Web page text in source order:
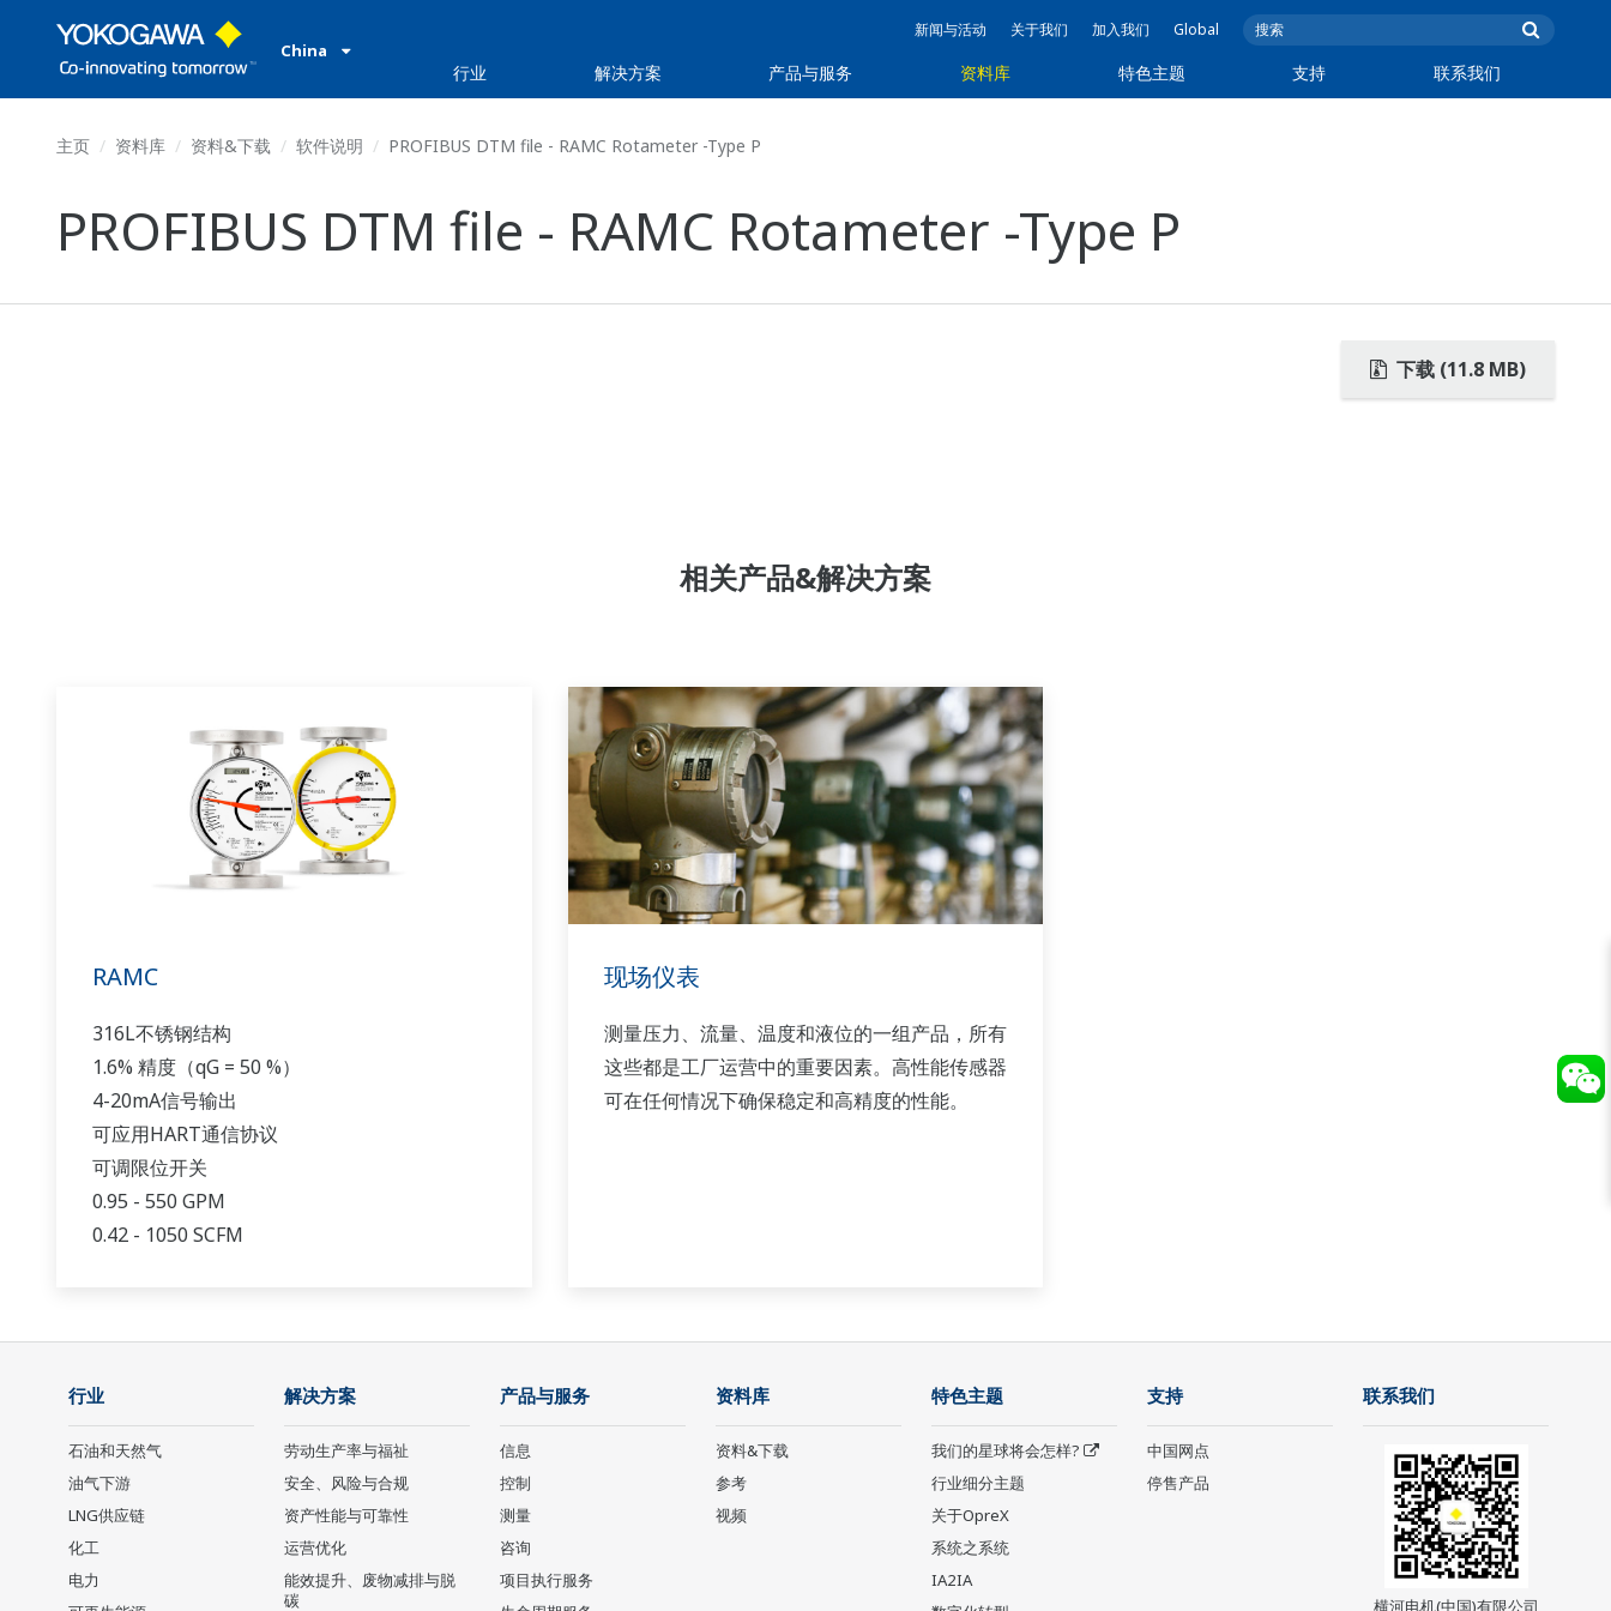
China
新闻与活动 关于我们 加入我们 Global
行业 解决方案 产品与服务 资料库 特色主题 支持 联系我们
主页 资料库 资料&下载 软件说明 PROFIBUS DTM file - RAMC Rotameter -Type P
PROFIBUS DTM file - RAMC Rotameter -Type P
下载 (11.8 MB)
相关产品&解决方案
RAMC
316L不锈钢结构
1.6% 精度（qG = 50 %）
4-20mA信号输出
可应用HART通信协议
可调限位开关
0.95 - 550 GPM
0.42 - 1050 SCFM
现场仪表
测量压力、流量、温度和液位的一组产品，所有
这些都是工厂运营中的重要因素。高性能传感器
可在任何情况下确保稳定和高精度的性能。
行业
石油和天然气
油气下游
LNG供应链
化工
电力
解决方案
劳动生产率与福祉
安全、风险与合规
资产性能与可靠性
运营优化
能效提升、废物减排与脱
碳
产品与服务
信息
控制
测量
咨询
项目执行服务
资料库
资料&下载
参考
视频
特色主题
我们的星球将会怎样?
行业细分主题
关于OpreX
系统之系统
IA2IA
支持
中国网点
停售产品
联系我们
横河电机(中国)有限公司